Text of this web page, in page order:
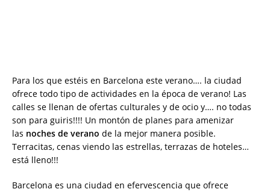
Para los que estéis en Barcelona este verano…. la ciudad
ofrece todo tipo de actividades en la época de verano! Las
calles se llenan de ofertas culturales y de ocio y…. no todas
son para guiris!!!! Un montón de planes para amenizar
las noches de verano de la mejor manera posible.
Terracitas, cenas viendo las estrellas, terrazas de hoteles…
está lleno!!!
Barcelona es una ciudad en efervescencia que ofrece